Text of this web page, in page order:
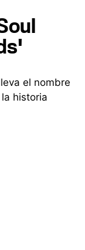
el nombre
historia